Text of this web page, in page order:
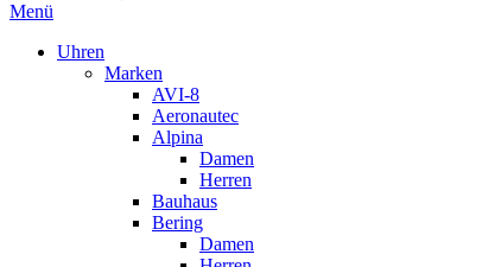
Menü
Uhren
Marken
AVI-8
Aeronautec
Alpina
Damen
Herren
Bauhaus
Bering
Damen